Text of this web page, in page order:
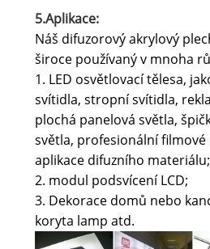
5.Aplikace:
Náš difuzorový akrylový
široce používaný v mnoha
1. LED osvětlovací tělesa,
svítidla, stropní svítidla,
plochá panelová světla,
světla, profesionální filmové
aplikace difuzního materiálu;
2. modul podsvícení LCD;
3. Dekorace domů nebo
koryta lamp atd.